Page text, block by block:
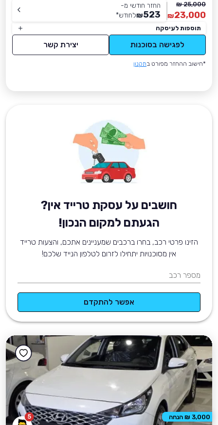
25,000 ₪
23,000
₪
החזר חודשי מ-
523
₪לחודש*
תוספות לעיסקה
לפגישה בסוכנות יצירת קשר
*חישוב ההחזר מפורט בתקנון
חושבים על עסקת טרייד אין?
הגעתם למקום הנכון!
הזינו פרטי רכב, בחרו ברכבים שמעניינים אתכם, והצעות טרייד
אין מסוכנויות יתחילו לזרום לטלפון הנייד שלכם!
מספר רכב
אפשר להתקדם
5 3,000 ₪ הנחה